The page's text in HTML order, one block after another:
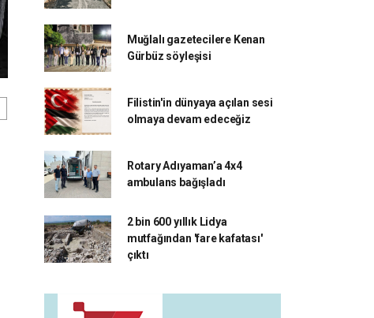
Muğlalı gazetecilere Kenan
Gürbüz söyleşisi
Filistin'in dünyaya açılan sesi
olmaya devam edeceğiz
Rotary Adıyaman’a 4x4
ambulans bağışladı
2 bin 600 yıllık Lidya
mutfağından 'fare kafatası'
çıktı